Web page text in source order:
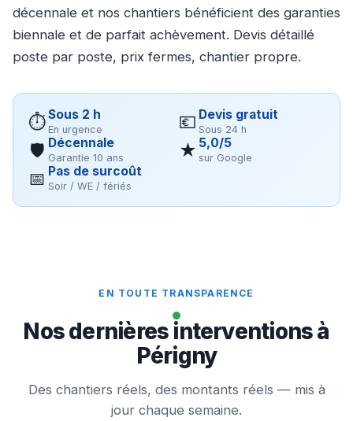
décennale et nos chantiers bénéficient des garanties
biennale et de parfait achèvement. Devis détaillé
poste par poste, prix fermes, chantier propre.
⏱Sous 2 h
En urgence 💶 Devis gratuit
Sous 24 h
🛡 Décennale
Garantie 10 ans ★ 5,0/5
sur Google
📅 Pas de surcoût
Soir / WE / fériés
EN TOUTE TRANSPARENCE
Nos dernières interventions à
Périgny
Des chantiers réels, des montants réels — mis à
jour chaque semaine.